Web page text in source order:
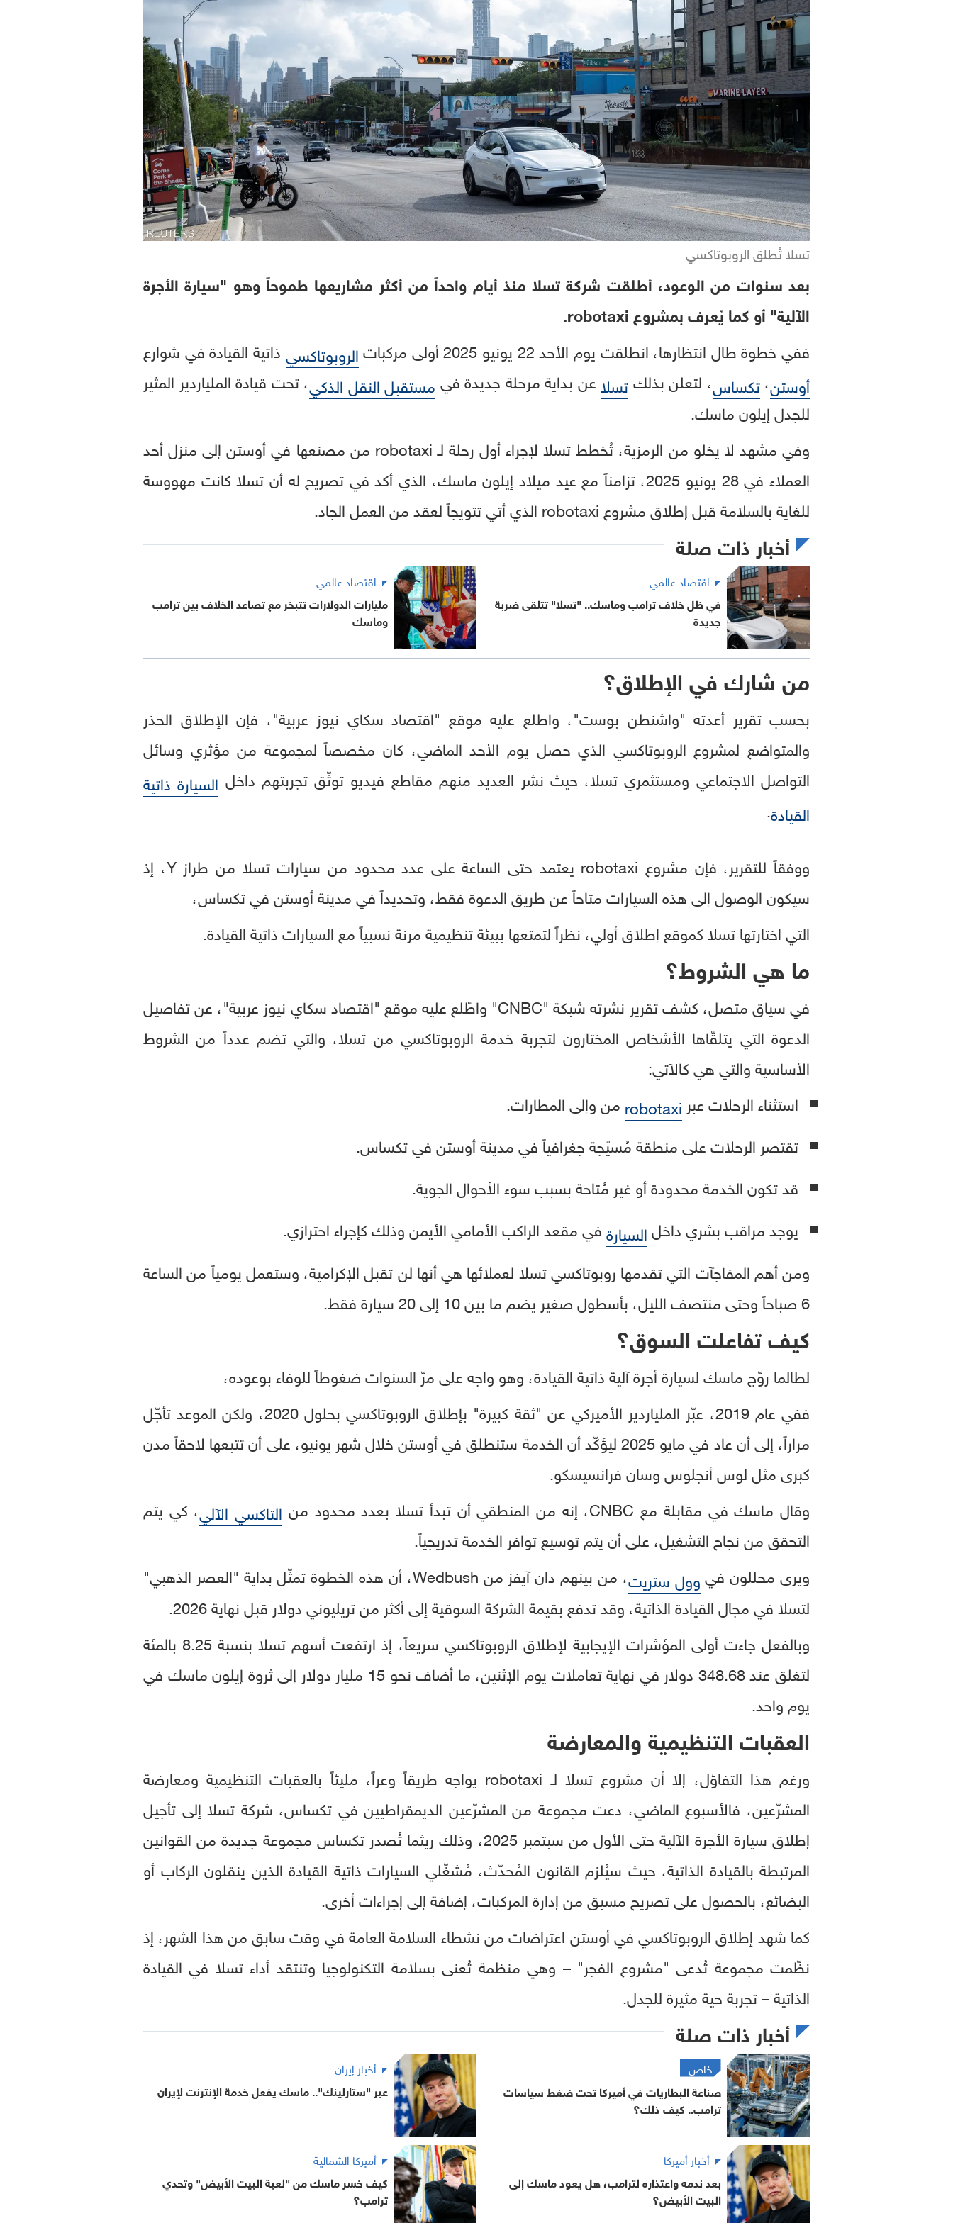
تسلا تُطلق الروبوتاكسي
بعد سنوات من الوعود، أطلقت شركة تسلا منذ أيام واحداً من أكثر مشاريعها طموحاً وهو "سيارة الأجرة
الآلية" أو كما يُعرف بمشروع robotaxi.
ففي خطوة طال انتظارها، انطلقت يوم الأحد 22 يونيو 2025 أولى مركبات
الروبوتاكسي ذاتية القيادة في شوارع
أوستن،تكساس، لتعلن بذلكتسلاعن بداية مرحلة جديدة في مستقبل النقل الذكي، تحت قيادة الملياردير المثير
للجدل إيلون ماسك.
وفي مشهد لا يخلو من الرمزية، تُخطط تسلا لإجراء أول رحلة لـ robotaxi من مصنعها في أوستن إلى منزل أحد
العملاء في 28 يونيو 2025، تزامناً مع عيد ميلاد إيلون ماسك، الذي أكد في تصريح له أن تسلا كانت مهووسة
للغاية بالسلامة قبل إطلاق مشروع robotaxi الذي أتي تتويجاً لعقد من العمل الجاد.
أخبار ذات صلة
اقتصاد عالمي
في ظل خلاف ترامب وماسك.. "تسلا" تتلقى ضربة
جديدة
اقتصاد عالمي
مليارات الدولارات تتبخر مع تصاعد الخلاف بين ترامب
وماسك
من شارك في الإطلاق؟
بحسب تقرير أعدته "واشنطن بوست"، واطلع عليه موقع "اقتصاد سكاي نيوز عربية"، فإن الإطلاق الحذر
والمتواضع لمشروع الروبوتاكسي الذي حصل يوم الأحد الماضي، كان مخصصاً لمجموعة من مؤثري وسائل
التواصل الاجتماعي ومستثمري تسلا، حيث نشر العديد منهم مقاطع فيديو توثّق تجربتهم داخل السيارة ذاتية
القيادة.
ووفقاً للتقرير، فإن مشروع robotaxi يعتمد حتى الساعة على عدد محدود من سيارات تسلا من طراز Y، إذ
سيكون الوصول إلى هذه السيارات متاحاً عن طريق الدعوة فقط، وتحديداً في مدينة أوستن في تكساس،
التي اختارتها تسلا كموقع إطلاق أولي، نظراً لتمتعها ببيئة تنظيمية مرنة نسبياً مع السيارات ذاتية القيادة.
ما هي الشروط؟
في سياق متصل، كشف تقرير نشرته شبكة "CNBC" واطّلع عليه موقع "اقتصاد سكاي نيوز عربية"، عن تفاصيل
الدعوة التي يتلقّاها الأشخاص المختارون لتجربة خدمة الروبوتاكسي من تسلا، والتي تضم عدداً من الشروط
الأساسية والتي هي كالآتي:
استثناء الرحلات عبر robotaxi من وإلى المطارات.
تقتصر الرحلات على منطقة مُسيّجة جغرافياً في مدينة أوستن في تكساس.
قد تكون الخدمة محدودة أو غير مُتاحة بسبب سوء الأحوال الجوية.
يوجد مراقب بشري داخلالسيارةفي مقعد الراكب الأمامي الأيمن وذلك كإجراء احترازي.
ومن أهم المفاجآت التي تقدمها روبوتاكسي تسلا لعملائها هي أنها لن تقبل الإكرامية، وستعمل يومياً من الساعة
6 صباحاً وحتى منتصف الليل، بأسطول صغير يضم ما بين 10 إلى 20 سيارة فقط.
كيف تفاعلت السوق؟
لطالما روّج ماسك لسيارة أجرة آلية ذاتية القيادة، وهو واجه على مرّ السنوات ضغوطاً للوفاء بوعوده،
ففي عام 2019، عبّر الملياردير الأميركي عن "ثقة كبيرة" بإطلاق الروبوتاكسي بحلول 2020، ولكن الموعد تأجّل
مراراً، إلى أن عاد في مايو 2025 ليؤكّد أن الخدمة ستنطلق في أوستن خلال شهر يونيو، على أن تتبعها لاحقاً مدن
كبرى مثل لوس أنجلوس وسان فرانسيسكو.
وقال ماسك في مقابلة مع CNBC، إنه من المنطقي أن تبدأ تسلا بعدد محدود من
التاكسي الآلي، كي يتم
التحقق من نجاح التشغيل، على أن يتم توسيع توافر الخدمة تدريجياً.
ويرى محللون فيوول ستريت
، من بينهم دان آيفز من Wedbush، أن هذه الخطوة تمثّل بداية "العصر الذهبي"
لتسلا في مجال القيادة الذاتية، وقد تدفع بقيمة الشركة السوقية إلى أكثر من تريليوني دولار قبل نهاية 2026.
وبالفعل جاءت أولى المؤشرات الإيجابية لإطلاق الروبوتاكسي سريعاً، إذ ارتفعت أسهم تسلا بنسبة 8.25 بالمئة
لتغلق عند 348.68 دولار في نهاية تعاملات يوم الإثنين، ما أضاف نحو 15 مليار دولار إلى ثروة إيلون ماسك في
يوم واحد.
العقبات التنظيمية والمعارضة
ورغم هذا التفاؤل، إلا أن مشروع تسلا لـ robotaxi يواجه طريقاً وعراً، مليئاً بالعقبات التنظيمية ومعارضة
المشرّعين، فالأسبوع الماضي، دعت مجموعة من المشرّعين الديمقراطيين في تكساس، شركة تسلا إلى تأجيل
إطلاق سيارة الأجرة الآلية حتى الأول من سبتمبر 2025، وذلك ريثما تُصدر تكساس مجموعة جديدة من القوانين
المرتبطة بالقيادة الذاتية، حيث سيُلزم القانون المُحدّث، مُشغّلي السيارات ذاتية القيادة الذين ينقلون الركاب أو
البضائع، بالحصول على تصريح مسبق من إدارة المركبات، إضافة إلى إجراءات أخرى.
كما شهد إطلاق الروبوتاكسي في أوستن اعتراضات من نشطاء السلامة العامة في وقت سابق من هذا الشهر، إذ
نظّمت مجموعة تُدعى "مشروع الفجر" – وهي منظمة تُعنى بسلامة التكنولوجيا وتنتقد أداء تسلا في القيادة
الذاتية – تجربة حية مثيرة للجدل.
أخبار ذات صلة
خاص
صناعة البطاريات في أميركا تحت ضغط سياسات
ترامب.. كيف ذلك؟
أخبار إيران
عبر "ستارلينك".. ماسك يفعل خدمة الإنترنت لإيران
أخبار أميركا
بعد ندمه واعتذاره لترامب، هل يعود ماسك إلى
البيت الأبيض؟
أميركا الشمالية
كيف خسر ماسك من "لعبة البيت الأبيض" وتحدي
ترامب؟